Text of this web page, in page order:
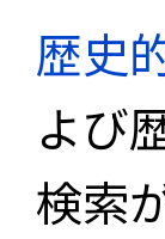
歴史
よび
検索